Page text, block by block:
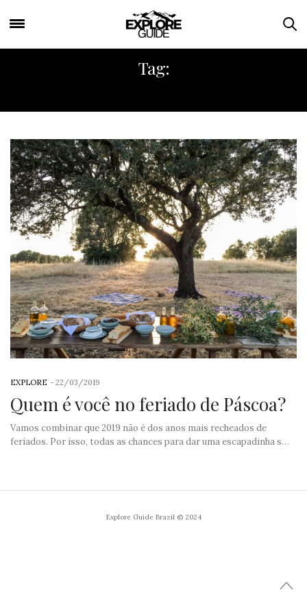
Tag:
EXPLORE - 22/03/2019
Quem é você no feriado de Páscoa?
Vamos combinar que 2019 não é dos anos mais recheados de
feriados. Por isso, todas as chances para dar uma escapadinha s…
Explore Guide Brazil © 2024